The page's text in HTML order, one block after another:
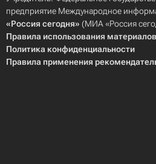
предприятие Международное
«Россия сегодня» (МИА «Россия
Правила использования материалов
Политика конфиденциальности
Правила применения